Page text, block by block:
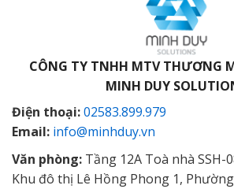
CÔNG TY TNHH MTV THƯƠNG
MINH DUY
Điện thoại:02583.899.979
Email: info@minhduy.vn
Văn phòng: Tầng 12A Toà nhà SSH-
Khu đô thị Lê Hồng Phong 1,